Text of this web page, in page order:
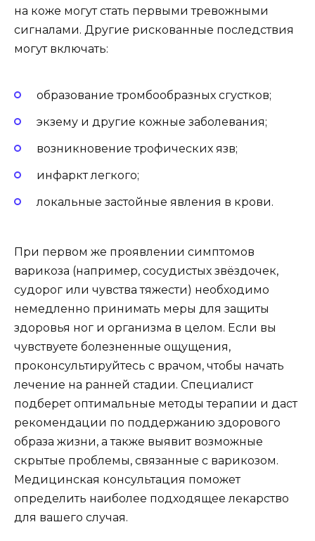
на коже могут стать первыми тревожными
сигналами. Другие рискованные последствия
могут включать:
образование тромбообразных сгустков;
экзему и другие кожные заболевания;
возникновение трофических язв;
инфаркт легкого;
локальные застойные явления в крови.
При первом же проявлении симптомов
варикоза (например, сосудистых звёздочек,
судорог или чувства тяжести) необходимо
немедленно принимать меры для защиты
здоровья ног и организма в целом. Если вы
чувствуете болезненные ощущения,
проконсультируйтесь с врачом, чтобы начать
лечение на ранней стадии. Специалист
подберет оптимальные методы терапии и даст
рекомендации по поддержанию здорового
образа жизни, а также выявит возможные
скрытые проблемы, связанные с варикозом.
Медицинская консультация поможет
определить наиболее подходящее лекарство
для вашего случая.